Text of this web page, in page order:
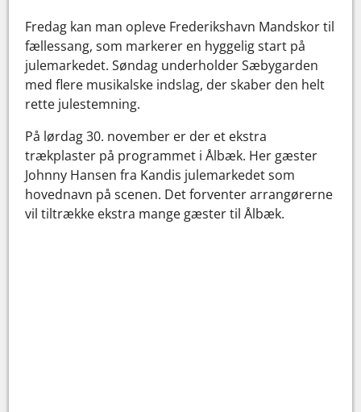
Fredag kan man opleve Frederikshavn Mandskor til
fællessang, som markerer en hyggelig start på
julemarkedet. Søndag underholder Sæbygarden
med flere musikalske indslag, der skaber den helt
rette julestemning.
På lørdag 30. november er der et ekstra
trækplaster på programmet i Ålbæk. Her gæster
Johnny Hansen fra Kandis julemarkedet som
hovednavn på scenen. Det forventer arrangørerne
vil tiltrække ekstra mange gæster til Ålbæk.